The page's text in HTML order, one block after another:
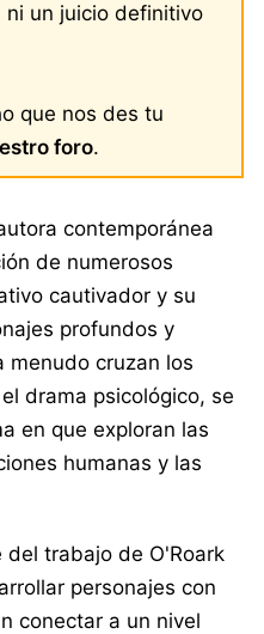
ni un juicio definitivo
que nos des tu
foro.
contemporánea
de numerosos
cautivador y su
profundos y
menudo cruzan los
drama psicológico, se
en que exploran las
humanas y las
trabajo de O'Roark
personajes con
conectar a un nivel